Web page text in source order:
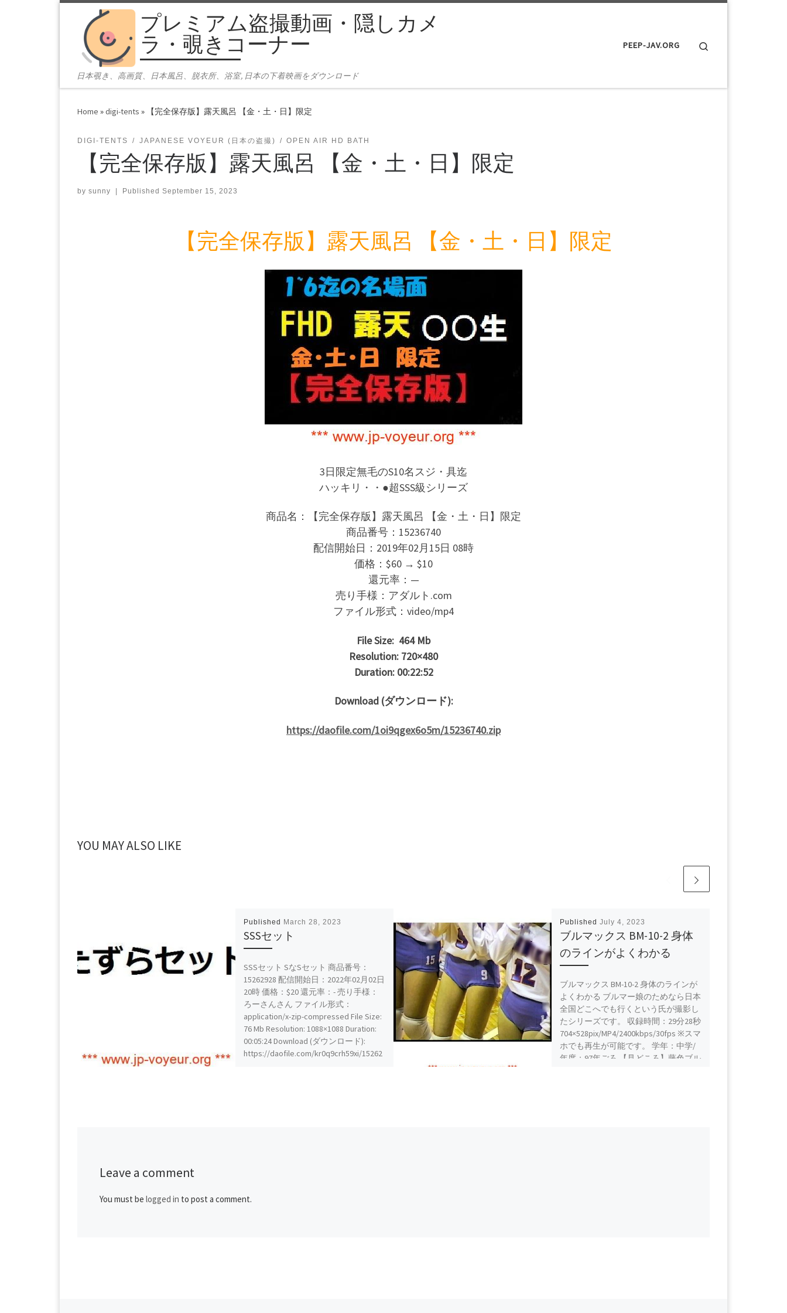
プレミアム盗撮動画・隠しカメ
ラ・覗きコーナー
日本覗き、高画質、日本風呂、脱衣所、浴室, 日本の下着映画をダウンロード
PEEP-JAV.ORG
Home »digi-tents » 【完全保存版】露天風呂 【金・土・日】限定
DIGI-TENTS JAPANESE VOYEUR (日本の盗撮) OPEN AIR HD BATH
【完全保存版】露天風呂 【金・土・日】限定
by sunny Published September 15, 2023
【完全保存版】露天風呂 【金・土・日】限定
3日限定無毛のS10名スジ・具迄
ハッキリ・・●超SSS級シリーズ
商品名：【完全保存版】露天風呂 【金・土・日】限定
商品番号：15236740
配信開始日：2019年02月15日 08時
価格：$60 → $10
還元率：—
売り手様：アダルト.com
ファイル形式：video/mp4
File Size: 464 Mb
Resolution: 720×480
Duration: 00:22:52
Download (ダウンロード):
https://daofile.com/1oi9qgex6o5m/15236740.zip
YOU MAY ALSO LIKE
Published March 28, 2023
SSSセット
SSSセット SなSセット 商品番号：
15262928 配信開始日：2022年02月02日
20時 価格：$20 還元率：- 売り手様：
ろーさんさん ファイル形式：
application/x-zip-compressed File Size:
76 Mb Resolution: 1088×1088 Duration:
00:05:24 Download (ダウンロード):
https://daofile.com/kr0q9crh59xi/15262
PublishedJuly 4, 2023
ブルマックス BM-10-2 身体
のラインがよくわかる
ブルマックス BM-10-2 身体のラインが
よくわかる ブルマー娘のためなら日本
全国どこへでも行くという氏が撮影し
たシリーズです。 収録時間：29分28秒
704×528pix/MP4/2400kbps/30fps ※スマ
ホでも再生が可能です。 学年：中学/
年度：97年ごろ 【見どころ】藤色ブル
Leave a comment
You must be logged in to post a comment.